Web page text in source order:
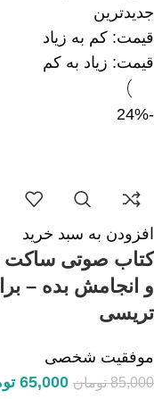
جدیدترین
قیمت: کم به زیاد
قیمت: زیاد به کم
-24%
افزودن به سبد خرید
کتاب صوتی
و انجامش بده –
تریسی
موفقیت شخصی
85,000 تومان 65,000